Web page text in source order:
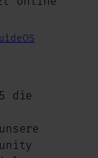
die